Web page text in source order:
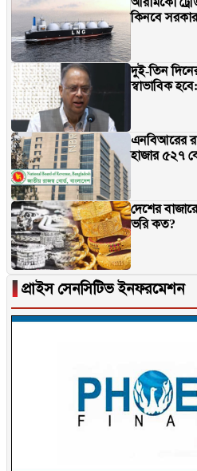
কিনবে সরকার
দুই-তিন
স্বাভাবিক হবে:
এনবিআরের
হাজার ৫২৭
দেশের
ভরি কত?
▐ প্রাইস সেনসিটিভ ইনফরমেশন